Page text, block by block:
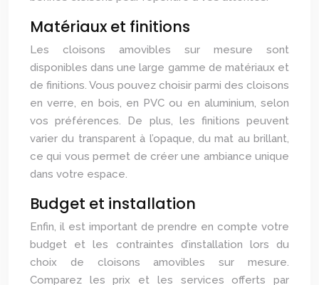
Matériaux et finitions
Les cloisons amovibles sur mesure sont
disponibles dans une large gamme de matériaux et
de finitions. Vous pouvez choisir parmi des cloisons
en verre, en bois, en PVC ou en aluminium, selon
vos préférences. De plus, les finitions peuvent
varier du transparent à l’opaque, du mat au brillant,
ce qui vous permet de créer une ambiance unique
dans votre espace.
Budget et installation
Enfin, il est important de prendre en compte votre
budget et les contraintes d’installation lors du
choix de cloisons amovibles sur mesure.
Comparez les prix et les services offerts par